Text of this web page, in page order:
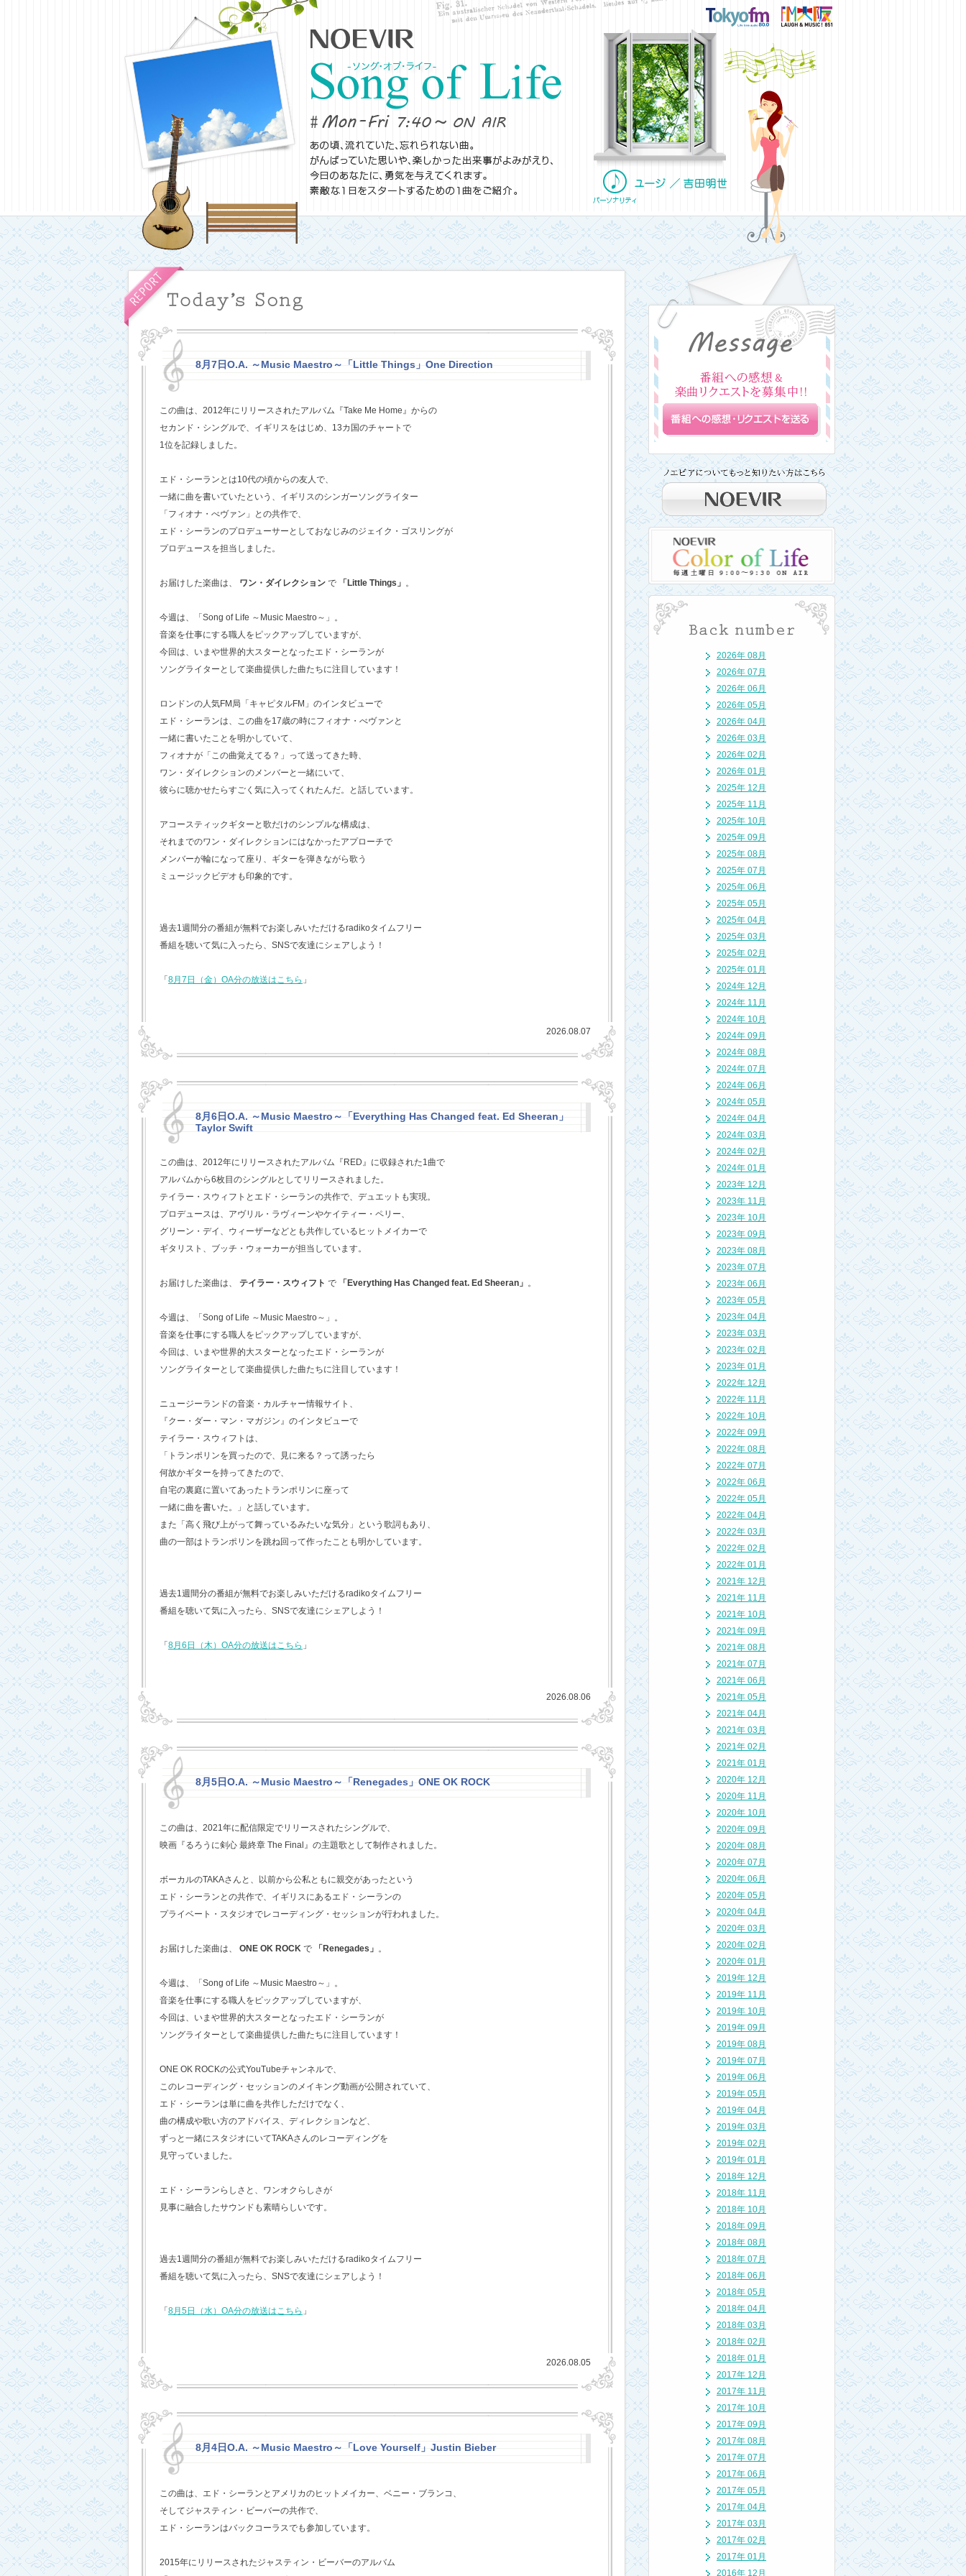
8月7日O.A. ～Music Maestro～「Little Things」One Direction
この曲は、2012年にリリースされたアルバム『Take Me Home』からの
セカンド・シングルで、イギリスをはじめ、13カ国のチャートで
1位を記録しました。
エド・シーランとは10代の頃からの友人で、
一緒に曲を書いていたという、イギリスのシンガーソングライター
「フィオナ・べヴァン」との共作で、
エド・シーランのプロデューサーとしておなじみのジェイク・ゴスリングが
プロデュースを担当しました。
お届けした楽曲は、 ワン・ダイレクション で 「Little Things」 。
今週は、「Song of Life ～Music Maestro～」。
音楽を仕事にする職人をピックアップしていますが、
今回は、いまや世界的大スターとなったエド・シーランが
ソングライターとして楽曲提供した曲たちに注目しています！
ロンドンの人気FM局「キャピタルFM」のインタビューで
エド・シーランは、この曲を17歳の時にフィオナ・べヴァンと
一緒に書いたことを明かしていて、
フィオナが「この曲覚えてる？」って送ってきた時、
ワン・ダイレクションのメンバーと一緒にいて、
彼らに聴かせたらすごく気に入ってくれたんだ。と話しています。
アコースティックギターと歌だけのシンプルな構成は、
それまでのワン・ダイレクションにはなかったアプローチで
メンバーが輪になって座り、ギターを弾きながら歌う
ミュージックビデオも印象的です。
過去1週間分の番組が無料でお楽しみいただけるradikoタイムフリー
番組を聴いて気に入ったら、SNSで友達にシェアしよう！
「 8月7日（金）OA分の放送はこちら 」
2026.08.07
8月6日O.A. ～Music Maestro～「Everything Has Changed feat. Ed Sheeran」
Taylor Swift
この曲は、2012年にリリースされたアルバム『RED』に収録された1曲で
アルバムから6枚目のシングルとしてリリースされました。
テイラー・スウィフトとエド・シーランの共作で、デュエットも実現。
プロデュースは、アヴリル・ラヴィーンやケイティー・ペリー、
グリーン・デイ、ウィーザーなどとも共作しているヒットメイカーで
ギタリスト、ブッチ・ウォーカーが担当しています。
お届けした楽曲は、 テイラー・スウィフト で 「Everything Has Changed feat. Ed Sheeran」 。
今週は、「Song of Life ～Music Maestro～」。
音楽を仕事にする職人をピックアップしていますが、
今回は、いまや世界的大スターとなったエド・シーランが
ソングライターとして楽曲提供した曲たちに注目しています！
ニュージーランドの音楽・カルチャー情報サイト、
『クー・ダー・マン・マガジン』のインタビューで
テイラー・スウィフトは、
「トランポリンを買ったので、見に来る？って誘ったら
何故かギターを持ってきたので、
自宅の裏庭に置いてあったトランポリンに座って
一緒に曲を書いた。」と話しています。
また「高く飛び上がって舞っているみたいな気分」という歌詞もあり、
曲の一部はトランポリンを跳ね回って作ったことも明かしています。
過去1週間分の番組が無料でお楽しみいただけるradikoタイムフリー
番組を聴いて気に入ったら、SNSで友達にシェアしよう！
「 8月6日（木）OA分の放送はこちら 」
2026.08.06
8月5日O.A. ～Music Maestro～「Renegades」ONE OK ROCK
この曲は、2021年に配信限定でリリースされたシングルで、
映画『るろうに剣心 最終章 The Final』の主題歌として制作されました。
ボーカルのTAKAさんと、以前から公私ともに親交があったという
エド・シーランとの共作で、イギリスにあるエド・シーランの
プライベート・スタジオでレコーディング・セッションが行われました。
お届けした楽曲は、 ONE OK ROCK で 「Renegades」 。
今週は、「Song of Life ～Music Maestro～」。
音楽を仕事にする職人をピックアップしていますが、
今回は、いまや世界的大スターとなったエド・シーランが
ソングライターとして楽曲提供した曲たちに注目しています！
ONE OK ROCKの公式YouTubeチャンネルで、
このレコーディング・セッションのメイキング動画が公開されていて、
エド・シーランは単に曲を共作しただけでなく、
曲の構成や歌い方のアドバイス、ディレクションなど、
ずっと一緒にスタジオにいてTAKAさんのレコーディングを
見守っていました。
エド・シーランらしさと、ワンオクらしさが
見事に融合したサウンドも素晴らしいです。
過去1週間分の番組が無料でお楽しみいただけるradikoタイムフリー
番組を聴いて気に入ったら、SNSで友達にシェアしよう！
「 8月5日（水）OA分の放送はこちら 」
2026.08.05
8月4日O.A. ～Music Maestro～「Love Yourself」Justin Bieber
この曲は、エド・シーランとアメリカのヒットメイカー、ベニー・ブランコ、
そしてジャスティン・ビーバーの共作で、
エド・シーランはバックコーラスでも参加しています。
2015年にリリースされたジャスティン・ビーバーのアルバム
2026年 08月
2026年 07月
2026年 06月
2026年 05月
2026年 04月
2026年 03月
2026年 02月
2026年 01月
2025年 12月
2025年 11月
2025年 10月
2025年 09月
2025年 08月
2025年 07月
2025年 06月
2025年 05月
2025年 04月
2025年 03月
2025年 02月
2025年 01月
2024年 12月
2024年 11月
2024年 10月
2024年 09月
2024年 08月
2024年 07月
2024年 06月
2024年 05月
2024年 04月
2024年 03月
2024年 02月
2024年 01月
2023年 12月
2023年 11月
2023年 10月
2023年 09月
2023年 08月
2023年 07月
2023年 06月
2023年 05月
2023年 04月
2023年 03月
2023年 02月
2023年 01月
2022年 12月
2022年 11月
2022年 10月
2022年 09月
2022年 08月
2022年 07月
2022年 06月
2022年 05月
2022年 04月
2022年 03月
2022年 02月
2022年 01月
2021年 12月
2021年 11月
2021年 10月
2021年 09月
2021年 08月
2021年 07月
2021年 06月
2021年 05月
2021年 04月
2021年 03月
2021年 02月
2021年 01月
2020年 12月
2020年 11月
2020年 10月
2020年 09月
2020年 08月
2020年 07月
2020年 06月
2020年 05月
2020年 04月
2020年 03月
2020年 02月
2020年 01月
2019年 12月
2019年 11月
2019年 10月
2019年 09月
2019年 08月
2019年 07月
2019年 06月
2019年 05月
2019年 04月
2019年 03月
2019年 02月
2019年 01月
2018年 12月
2018年 11月
2018年 10月
2018年 09月
2018年 08月
2018年 07月
2018年 06月
2018年 05月
2018年 04月
2018年 03月
2018年 02月
2018年 01月
2017年 12月
2017年 11月
2017年 10月
2017年 09月
2017年 08月
2017年 07月
2017年 06月
2017年 05月
2017年 04月
2017年 03月
2017年 02月
2017年 01月
2016年 12月